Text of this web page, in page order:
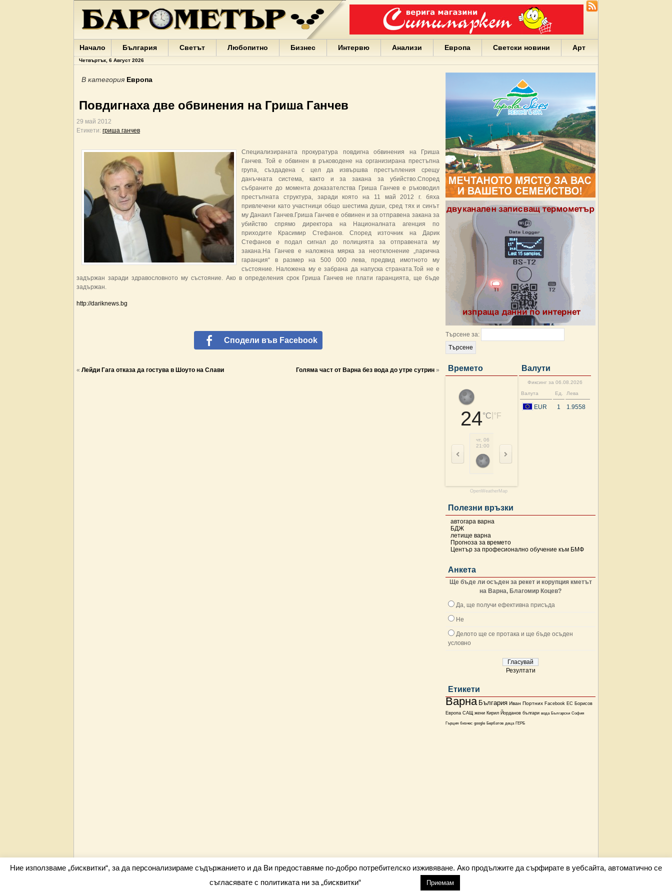
Варна
България
Портних
Facebook
ЕС
Борисов
Европа
Йорданов
българи
Гърция
бизнес
google
деца
Бербатов
ГЕРБ
Начало България Светът Любопитно Бизнес Интервю Анализи Европа Светски новини Арт
Четвъртък, 6 Август 2026
Търсене за:
Времето
24°C °F
чт, 06
21:00
00:00
OpenWeatherMap
Валути
Фиксинг за 06.08.2026
Валута
Ед. Лева
EUR 1 1.9558
Полезни връзки
автогара варна
БДЖ
летище варна
Прогноза за времето
Център за професионално обучение към БМФ
Анкета
Ще бъде ли осъден за рекет и корупция кметът
на Варна, Благомир Коцев?
Да, ще получи ефективна присъда
Не
Делото ще се протака и ще бъде осъден
условно
Резултати
Етикети
Варна България Иван Портних Facebook ЕС Борисов
Европа САЩ жени Кирил Йорданов българи вода Български София
Гърция бизнес google Бербатов деца ГЕРБ
В категория Европа
Повдигнаха две обвинения на Гриша Ганчев
29 май 2012
Етикети: гриша ганчев
Специализираната прокуратура повдигна обвинения на Гриша
Ганчев. Той е обвинен в ръководене на организирана престъпна
група, създадена с цел да извършва престъпления срещу
данъчната система, както и за закана за убийство.Според
събраните до момента доказателства Гриша Ганчев е ръководил
престъпната структура, заради която на 11 май 2012 г. бяха
привлечени като участници общо шестима души, сред тях и синът
му Данаил Ганчев.Гриша Ганчев е обвинен и за отправена закана за
убийство спрямо директора на Националната агенция по
приходите Красимир Стефанов. Според източник на Дарик
Стефанов е подал сигнал до полицията за отправената му
закана.На Ганчев е наложена мярка за неотклонение „парична
гаранция“ в размер на 500 000 лева, предвид имотното му
състояние. Наложена му е забрана да напуска страната.Той не е
задържан заради здравословното му състояние. Ако в определения срок Гриша Ганчев не плати гаранцията, ще бъде
задържан.
http://dariknews.bg
Сподели във Facebook
« Лейди Гага отказа да гостува в Шоуто на Слави Голяма част от Варна без вода до утре сутрин »
Всички права запазени barometar.net © 2026 info@barometar.net
Ние използваме „бисквитки“, за да персонализираме съдържанието и да Ви предоставяме по-добро потребителско изживяване. Ако продължите да сърфирате в уебсайта, автоматично се
съгласявате с политиката ни за „бисквитки“
Приемам